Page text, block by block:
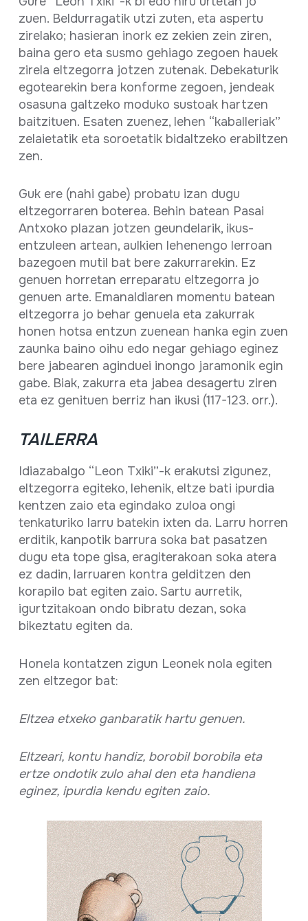
zuen. Beldurragatik utzi zuten, eta aspertu
zirelako; hasieran inork ez zekien zein ziren,
baina gero eta susmo gehiago zegoen hauek
zirela eltzegorra jotzen zutenak. Debekaturik
egotearekin bera konforme zegoen, jendeak
osasuna galtzeko moduko sustoak hartzen
baitzituen. Esaten zuenez, lehen “kaballeriak”
zelaietatik eta soroetatik bidaltzeko erabiltzen
zen.
Guk ere (nahi gabe) probatu izan dugu
eltzegorraren boterea. Behin batean Pasai
Antxoko plazan jotzen geundelarik, ikus-
entzuleen artean, aulkien lehenengo lerroan
bazegoen mutil bat bere zakurrarekin. Ez
genuen horretan erreparatu eltzegorra jo
genuen arte. Emanaldiaren momentu batean
eltzegorra jo behar genuela eta zakurrak
honen hotsa entzun zuenean hanka egin zuen
zaunka baino oihu edo negar gehiago eginez
bere jabearen aginduei inongo jaramonik egin
gabe. Biak, zakurra eta jabea desagertu ziren
eta ez genituen berriz han ikusi (117-123. orr.).
TAILERRA
Idiazabalgo “Leon Txiki”-k erakutsi zigunez,
eltzegorra egiteko, lehenik, eltze bati ipurdia
kentzen zaio eta egindako zuloa ongi
tenkaturiko larru batekin ixten da. Larru horren
erditik, kanpotik barrura soka bat pasatzen
dugu eta tope gisa, eragiterakoan soka atera
ez dadin, larruaren kontra gelditzen den
korapilo bat egiten zaio. Sartu aurretik,
igurtzitakoan ondo bibratu dezan, soka
bikeztatu egiten da.
Honela kontatzen zigun Leonek nola egiten
zen eltzegor bat:
Eltzea etxeko ganbaratik hartu genuen.
Eltzeari, kontu handiz, borobil borobila eta
ertze ondotik zulo ahal den eta handiena
eginez, ipurdia kendu egiten zaio.